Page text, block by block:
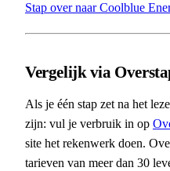
Stap over naar Coolblue
Vergelijk via
Als je één stap zet na het
zijn: vul je verbruik in op
site het rekenwerk doen.
tarieven van meer dan 30